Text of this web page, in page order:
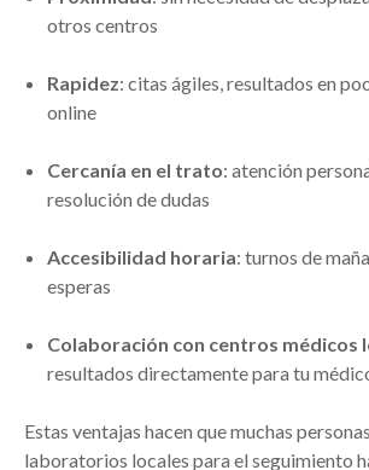
otros centros
Rapidez: citas ágiles, resultados en
online
Cercanía en el trato: atención
resolución de dudas
Accesibilidad horaria: turnos de
esperas
Colaboración con centros médicos
resultados directamente para tu
Estas ventajas hacen que muchas
laboratorios locales para el seguimiento